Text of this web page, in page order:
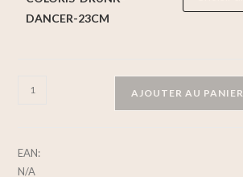
DANCER-23CM
AJOUTER AU PANIER
EAN:
N/A